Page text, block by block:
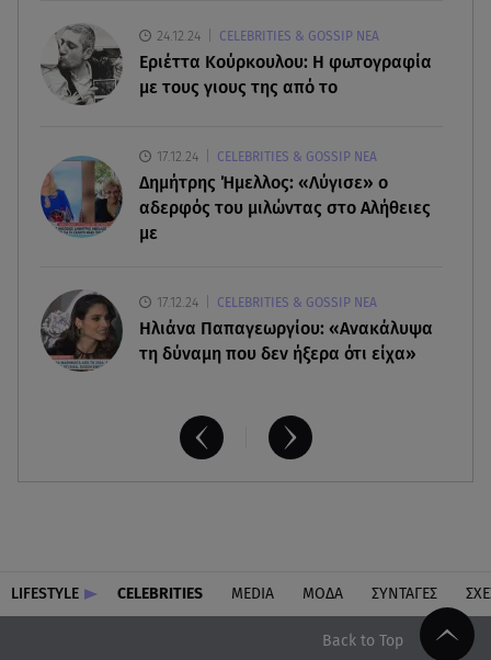
Συντάξεις: Τρέχουν να προλάβουν όσοι είναι
κοντά σε ηλικία συνταξιοδότησης
ξέρεις να «διαβάζεις» ανθρώπους
24.12.24 CELEBRITIES & GOSSIP ΝΕΑ
Εριέττα Κούρκουλου: Η φωτογραφία
με τους γιους της από το
17.12.24 CELEBRITIES & GOSSIP ΝΕΑ
Δημήτρης Ήμελλος: «Λύγισε» ο
αδερφός του μιλώντας στο Αλήθειες
με
17.12.24 CELEBRITIES & GOSSIP ΝΕΑ
Ηλιάνα Παπαγεωργίου: «Ανακάλυψα
τη δύναμη που δεν ήξερα ότι είχα»
LIFESTYLE CELEBRITIES MEDIA ΜΟΔΑ ΣΥΝΤΑΓΕΣ
Back to Top